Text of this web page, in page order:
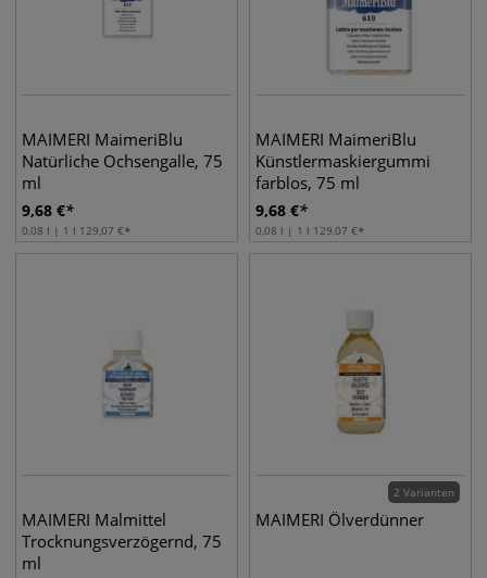
MAIMERI MaimeriBlu
Natürliche Ochsengalle, 75
ml
9,68 €
0,08 l | 1 l 129,07 €
MAIMERI MaimeriBlu
Künstlermaskiergummi
farblos, 75 ml
9,68 €
0,08 l | 1 l 129,07 €
MAIMERI Malmittel
Trocknungsverzögernd, 75
ml
2 Varianten
MAIMERI Ölverdünner